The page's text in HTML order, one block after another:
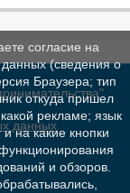
данных
согласие на
данных (сведения о
Браузера; тип
откуда пришел
рекламе; язык
на какие кнопки
и обзоров.